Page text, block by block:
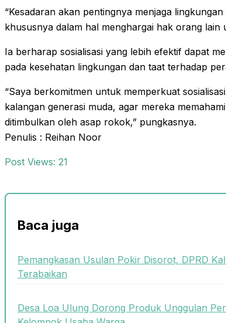
“Kesadaran akan pentingnya menjaga
khususnya dalam hal menghargai hak orang lain
Ia berharap sosialisasi yang lebih efektif dapat
pada kesehatan lingkungan dan taat terhadap
“Saya berkomitmen untuk memperkuat
kalangan generasi muda, agar mereka
ditimbulkan oleh asap rokok,” pungkasnya.
Penulis : Reihan Noor
Post Views: 21
Baca juga
Pemangkasan Usulan Pokir Disorot, DPRD
Terabaikan
Desa Loa Ulung Dorong Produk Unggulan